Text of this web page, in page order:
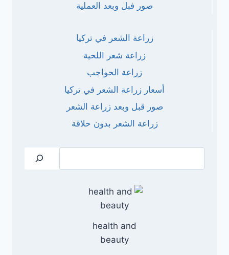
صور فبل وبعد العملية
زراعة الشعر في تركيا
زراعة شعر اللحية
زراعة الحواجب
أسعار زراعة الشعر في تركيا
صور قبل وبعد زراعة الشعر
زراعة الشعر بدون حلاقة
health and
beauty